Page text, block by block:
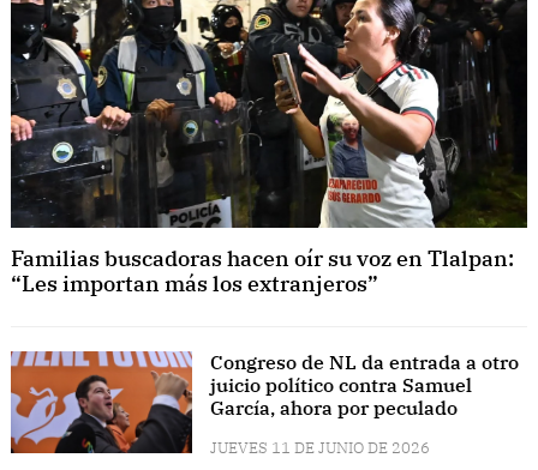
Familias buscadoras hacen oír su voz en Tlalpan:
“Les importan más los extranjeros”
Congreso de NL da entrada a otro
juicio político contra Samuel
García, ahora por peculado
JUEVES 11 DE JUNIO DE 2026